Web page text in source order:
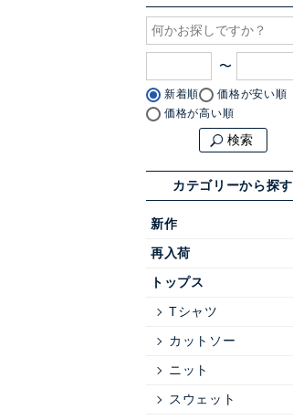
〜
新着順
価格が安い順
価格が高い順
検索
カテゴリーから探す
新作
再入荷
トップス
Tシャツ
カットソー
ニット
スウェット